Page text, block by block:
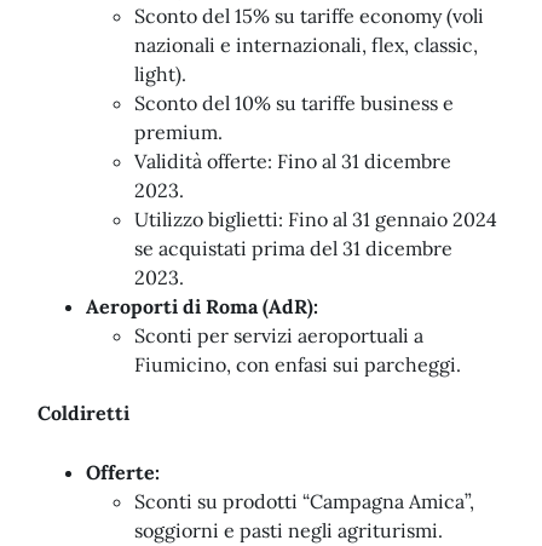
Sconto del 15% su tariffe economy (voli
nazionali e internazionali, flex, classic,
light).
Sconto del 10% su tariffe business e
premium.
Validità offerte: Fino al 31 dicembre
2023.
Utilizzo biglietti: Fino al 31 gennaio 2024
se acquistati prima del 31 dicembre
2023.
Aeroporti di Roma (AdR):
Sconti per servizi aeroportuali a
Fiumicino, con enfasi sui parcheggi.
Coldiretti
Offerte:
Sconti su prodotti “Campagna Amica”,
soggiorni e pasti negli agriturismi.